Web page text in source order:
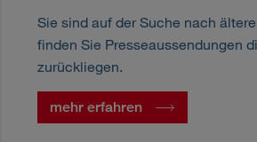
Sie sind auf der Suche nach
finden Sie Presseaussendungen
zurückliegen.
mehr erfahren